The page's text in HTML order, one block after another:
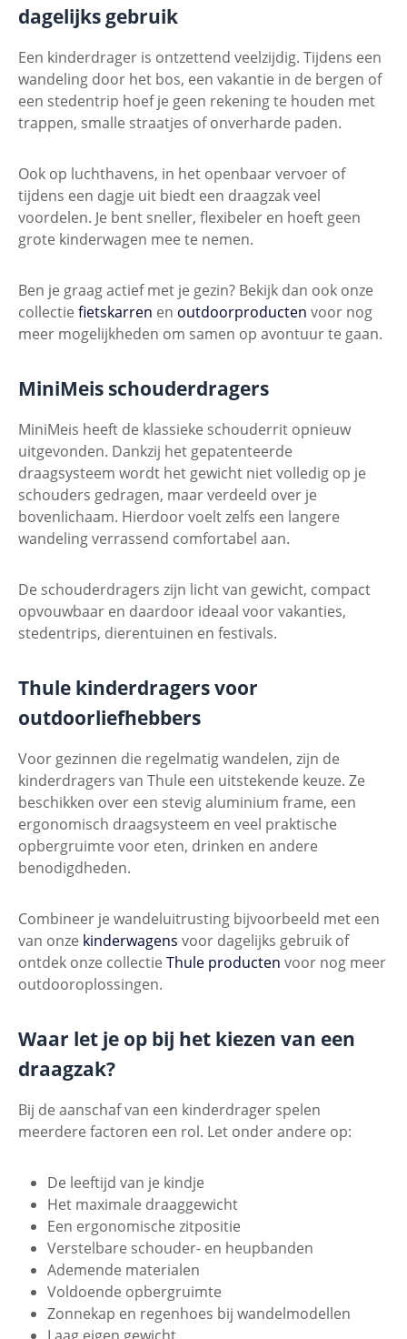
dagelijks gebruik
Een kinderdrager is ontzettend veelzijdig. Tijdens een
wandeling door het bos, een vakantie in de bergen of
een stedentrip hoef je geen rekening te houden met
trappen, smalle straatjes of onverharde paden.
Ook op luchthavens, in het openbaar vervoer of
tijdens een dagje uit biedt een draagzak veel
voordelen. Je bent sneller, flexibeler en hoeft geen
grote kinderwagen mee te nemen.
Ben je graag actief met je gezin? Bekijk dan ook onze
collectie fietskarren en outdoorproducten voor nog
meer mogelijkheden om samen op avontuur te gaan.
MiniMeis schouderdragers
MiniMeis heeft de klassieke schouderrit opnieuw
uitgevonden. Dankzij het gepatenteerde
draagsysteem wordt het gewicht niet volledig op je
schouders gedragen, maar verdeeld over je
bovenlichaam. Hierdoor voelt zelfs een langere
wandeling verrassend comfortabel aan.
De schouderdragers zijn licht van gewicht, compact
opvouwbaar en daardoor ideaal voor vakanties,
stedentrips, dierentuinen en festivals.
Thule kinderdragers voor
outdoorliefhebbers
Voor gezinnen die regelmatig wandelen, zijn de
kinderdragers van Thule een uitstekende keuze. Ze
beschikken over een stevig aluminium frame, een
ergonomisch draagsysteem en veel praktische
opbergruimte voor eten, drinken en andere
benodigdheden.
Combineer je wandeluitrusting bijvoorbeeld met een
van onze kinderwagens voor dagelijks gebruik of
ontdek onze collectie Thule producten voor nog meer
outdooroplossingen.
Waar let je op bij het kiezen van een
draagzak?
Bij de aanschaf van een kinderdrager spelen
meerdere factoren een rol. Let onder andere op:
De leeftijd van je kindje
Het maximale draaggewicht
Een ergonomische zitpositie
Verstelbare schouder- en heupbanden
Ademende materialen
Voldoende opbergruimte
Zonnekap en regenhoes bij wandelmodellen